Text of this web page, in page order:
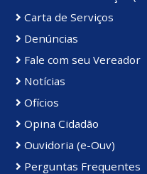
Carta de Serviços
Denúncias
Fale com seu Vereador
Notícias
Ofícios
Opina Cidadão
Ouvidoria (e-Ouv)
Perguntas Frequentes